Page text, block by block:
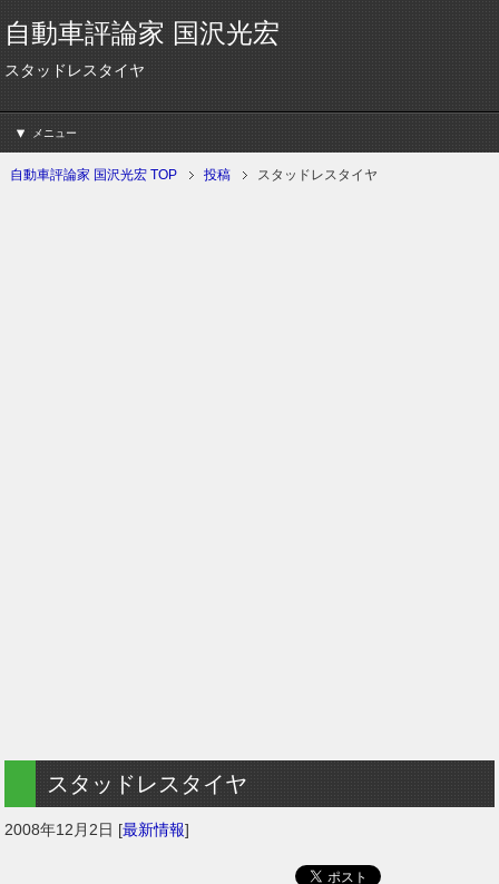
自動車評論家 国沢光宏
スタッドレスタイヤ
メニュー
自動車評論家 国沢光宏 TOP 投稿 スタッドレスタイヤ
スタッドレスタイヤ
2008年12月2日 [最新情報]